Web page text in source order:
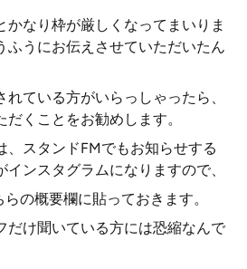
かなり枠が厳しくなってまいりま
ふうにお伝えさせていただいたん
れている方がいらっしゃったら、
くことをお勧めします。
、スタンドFMでもお知らせする
ンスタグラムになりますので、
の概要欄に貼っておきます。
だけ聞いている方には恐縮なんで